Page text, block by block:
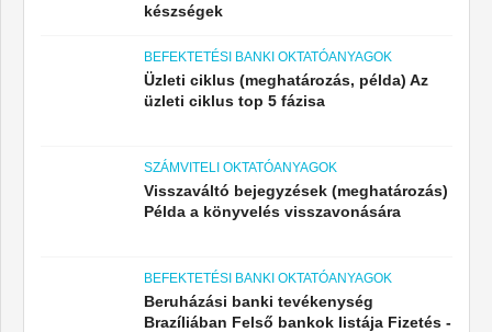
készségek
BEFEKTETÉSI BANKI OKTATÓANYAGOK
Üzleti ciklus (meghatározás, példa) Az
üzleti ciklus top 5 fázisa
SZÁMVITELI OKTATÓANYAGOK
Visszaváltó bejegyzések (meghatározás)
Példa a könyvelés visszavonására
BEFEKTETÉSI BANKI OKTATÓANYAGOK
Beruházási banki tevékenység
Brazíliában Felső bankok listája Fizetés -